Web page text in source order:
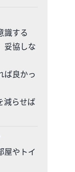
識する
妥協しな
ば良かっ
減らせば
屋やトイ